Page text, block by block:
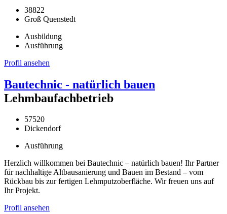
38822
Groß Quenstedt
Ausbildung
Ausführung
Profil ansehen
Bautechnic - natürlich bauen
Lehmbaufachbetrieb
57520
Dickendorf
Ausführung
Herzlich willkommen bei Bautechnic – natürlich bauen! Ihr Partner
für nachhaltige Altbausanierung und Bauen im Bestand – vom
Rückbau bis zur fertigen Lehmputzoberfläche. Wir freuen uns auf
Ihr Projekt.
Profil ansehen